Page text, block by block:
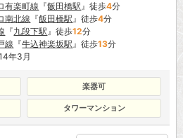
有楽町線 『飯田橋駅』徒歩4分
南北線 『飯田橋駅』徒歩4分
『九段下駅』徒歩12分
線 『牛込神楽坂駅』徒歩13分
年3月
楽器可
タワーマンション